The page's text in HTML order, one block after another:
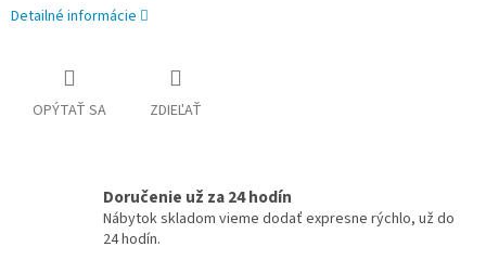
Detailné informácie
OPÝTAŤ SA ZDIEĽAŤ
Doručenie už za 24 hodín
Nábytok skladom vieme dodať expresne rýchlo, už do
24 hodín.